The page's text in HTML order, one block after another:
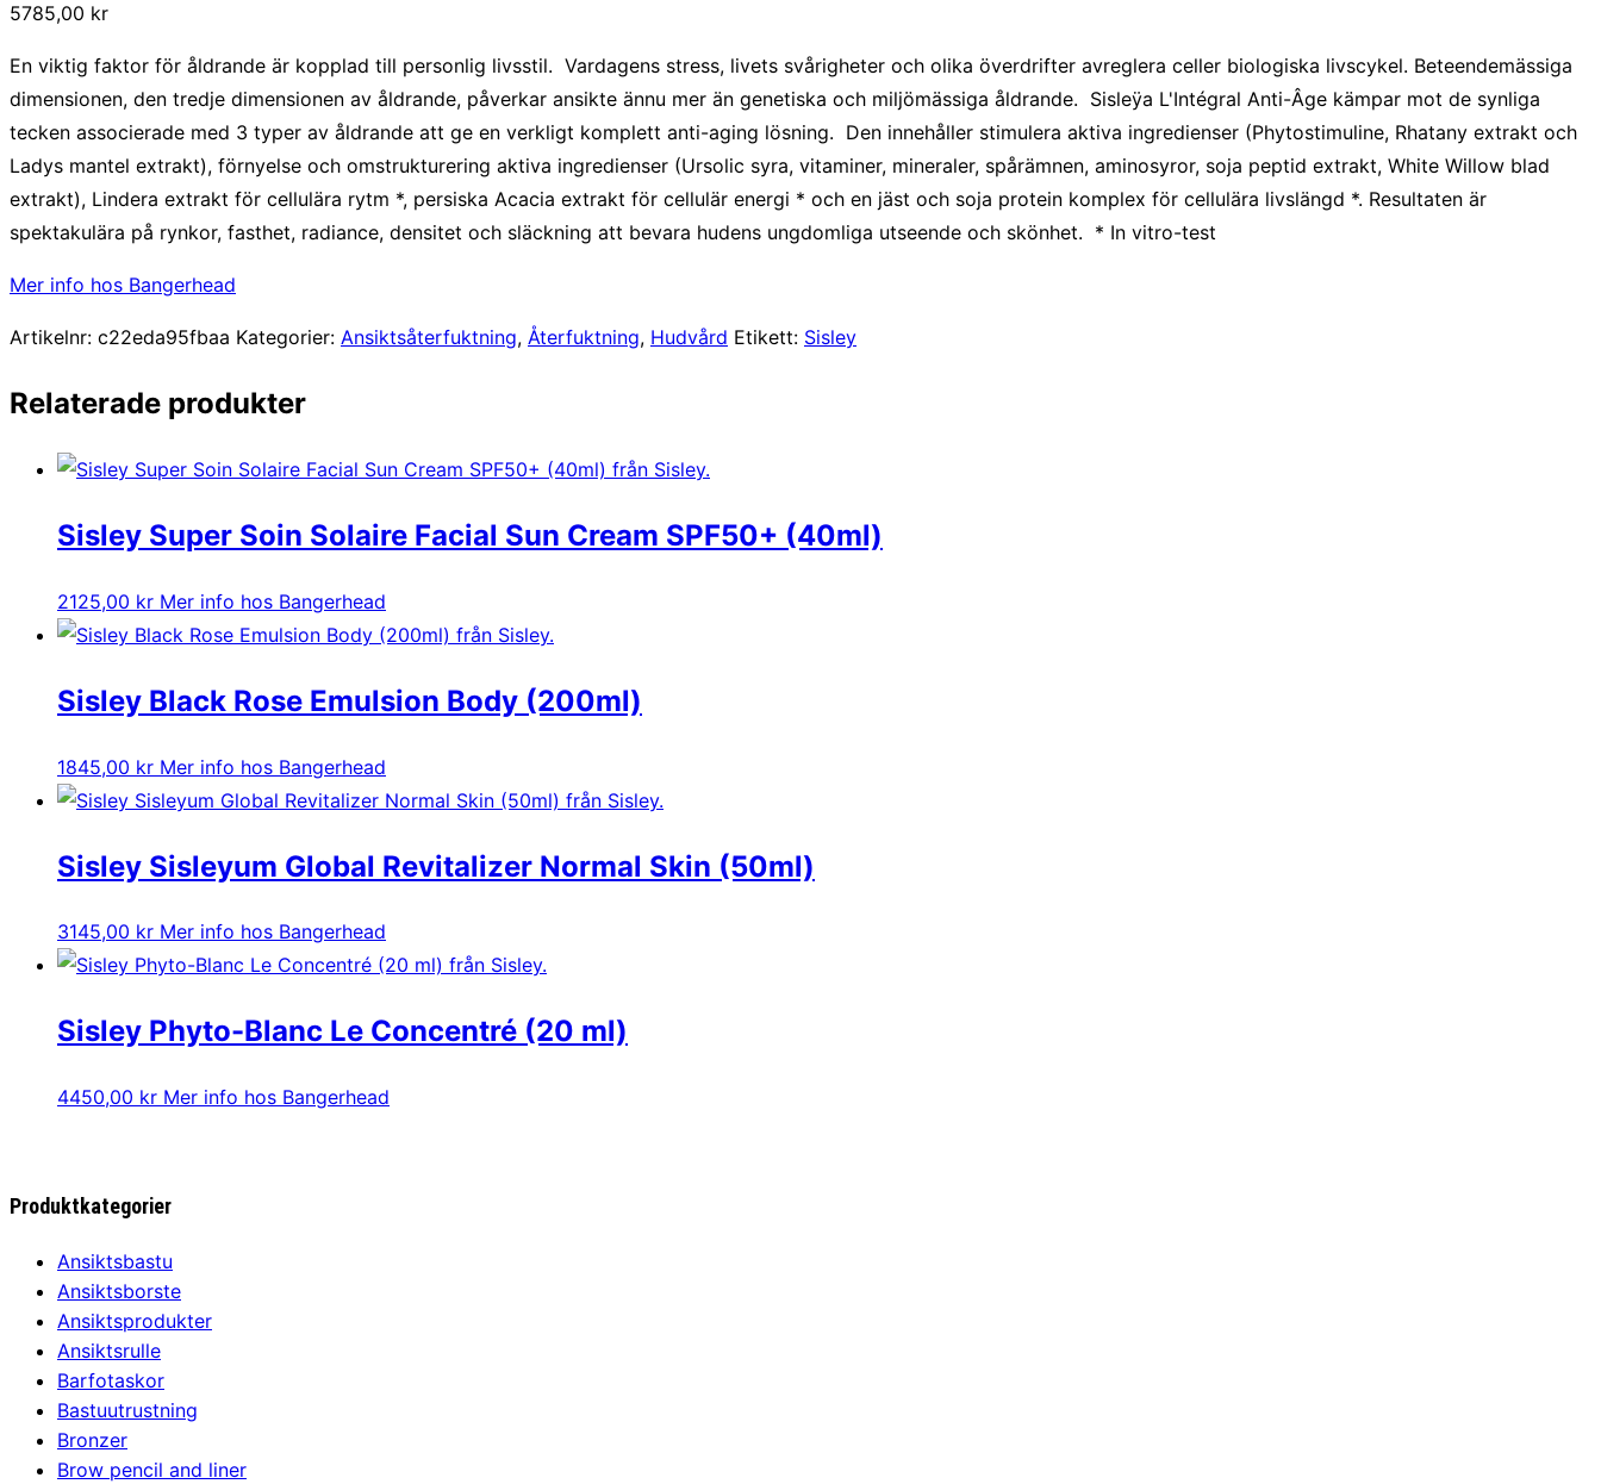
5785,00 kr
En viktig faktor för åldrande är kopplad till personlig livsstil. Vardagens stress, livets svårigheter och olika överdrifter avreglera celler biologiska livscykel. Beteendemässiga
dimensionen, den tredje dimensionen av åldrande, påverkar ansikte ännu mer än genetiska och miljömässiga åldrande. Sisleÿa L'Intégral Anti-Âge kämpar mot de synliga
tecken associerade med 3 typer av åldrande att ge en verkligt komplett anti-aging lösning. Den innehåller stimulera aktiva ingredienser (Phytostimuline, Rhatany extrakt och
Ladys mantel extrakt), förnyelse och omstrukturering aktiva ingredienser (Ursolic syra, vitaminer, mineraler, spårämnen, aminosyror, soja peptid extrakt, White Willow blad
extrakt), Lindera extrakt för cellulära rytm *, persiska Acacia extrakt för cellulär energi * och en jäst och soja protein komplex för cellulära livslängd *. Resultaten är
spektakulära på rynkor, fasthet, radiance, densitet och släckning att bevara hudens ungdomliga utseende och skönhet. * In vitro-test
Mer info hos Bangerhead
Artikelnr: c22eda95fbaa Kategorier: Ansiktsåterfuktning, Återfuktning, Hudvård Etikett: Sisley
Relaterade produkter
Sisley Super Soin Solaire Facial Sun Cream SPF50+ (40ml)
2125,00 kr Mer info hos Bangerhead
Sisley Black Rose Emulsion Body (200ml)
1845,00 kr Mer info hos Bangerhead
Sisley Sisleyum Global Revitalizer Normal Skin (50ml)
3145,00 kr Mer info hos Bangerhead
Sisley Phyto-Blanc Le Concentré (20 ml)
4450,00 kr Mer info hos Bangerhead
Produktkategorier
Ansiktsbastu
Ansiktsborste
Ansiktsprodukter
Ansiktsrulle
Barfotaskor
Bastuutrustning
Bronzer
Brow pencil and liner